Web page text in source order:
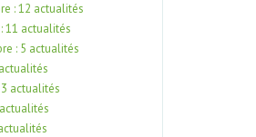
: 12 actualités
11 actualités
: 5 actualités
actualités